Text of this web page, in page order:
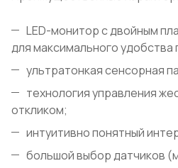
LED-монитор с двойным
для максимального удобства
ультратонкая сенсорная
технология управления
откликом;
интуитивно понятный
большой выбор датчиков